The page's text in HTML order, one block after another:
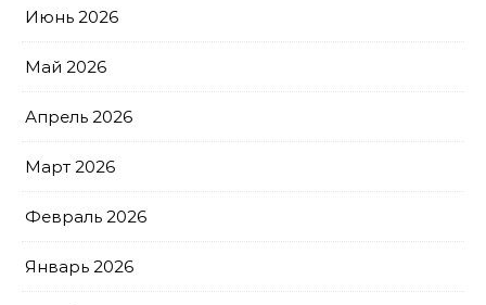
Июнь 2026
Май 2026
Апрель 2026
Март 2026
Февраль 2026
Январь 2026